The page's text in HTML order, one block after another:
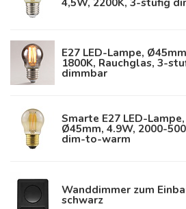
E27 LED-Lampe,
1800K, Rauchglas, 3-
dimmbar
Smarte E27 LED-Lampe,
Ø45mm, 4.9W, 2000-
dim-to-warm
Wanddimmer zum
schwarz